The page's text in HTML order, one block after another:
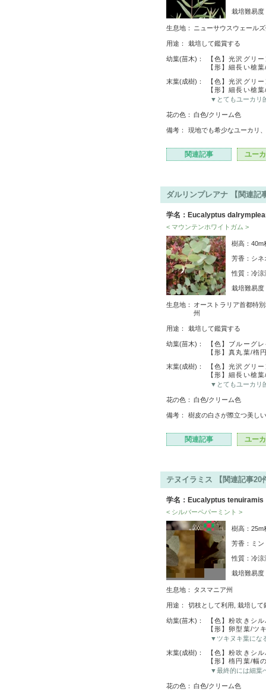
栽培難
生息地： ニューサウスウェール
用途： 栽培して鑑賞する
幼葉(苗木)：
【色】光沢グリ
【形】細長い槍
末葉(成樹)：
【色】光沢グリ
【形】細長い槍
▼とてもユーカリ
花の色： 白色/クリーム色
備考： 現地でも希少なユーカリ
関連記事 ユー
ダルリンプレアナ 【関連記
学名：Eucalyptus
< マウンテンホワイトガム >
樹高：
芳香：シ
性質：冷
栽培難
生息地：
オーストラリア首都特
州
用途： 栽培して鑑賞する
幼葉(苗木)：
【色】ブルーグ
【形】真丸葉/楕
末葉(成樹)：
【色】光沢グリ
【形】細長い槍
▼とてもユーカリ
花の色： 白色/クリーム色
備考： 樹皮の白さが際立つ美し
関連記事 ユー
テヌイラミス 【関連記事20
学名：Eucalyptus tenuiramis
< シルバーペパーミント >
樹高：
芳香：ミ
性質：冷
栽培難
生息地： タスマニア州
用途： 切枝として利用, 栽培して
幼葉(苗木)：
【色】粉吹きシ
【形】卵型葉/ツ
▼ツキヌキ葉にな
末葉(成樹)：
【色】粉吹きシ
【形】楕円葉/幅
▼最終的には細葉
花の色： 白色/クリーム色